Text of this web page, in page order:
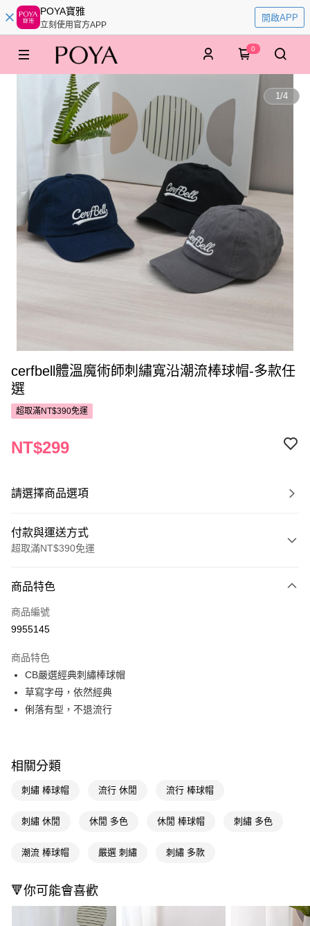
POYA寶雅
立刻使用官方APP
開啟APP
0
1/4
cerfbell體溫魔術師刺繡寬沿潮流棒球帽-多款任
選
超取滿NT$390免運
NT$299
請選擇商品選項
付款與運送方式
超取滿NT$390免運
POYA支付
信用卡一次付款
LINE Pay
Apple Pay
Google Pay
相關說明
便利好安心！
２．便利：只要手機號碼，簡訊認證，即可結帳。
３．安心：先確認商品／服務後，再付款。
【「AFTEE先享後付」結帳流程】
全家取貨付款
每筆NT$65，滿NT$390(含以上)免運費
商品特色
商品編號
9955145
商品特色
CB嚴選經典刺繡棒球帽
草寫字母，依然經典
俐落有型，不退流行
相關分類
刺繡 棒球帽 流行 休閒 流行 棒球帽
刺繡 休閒 休閒 多色 休閒 棒球帽 刺繡 多色
潮流 棒球帽 嚴選 刺繡 刺繡 多款
🔻你可能會喜歡